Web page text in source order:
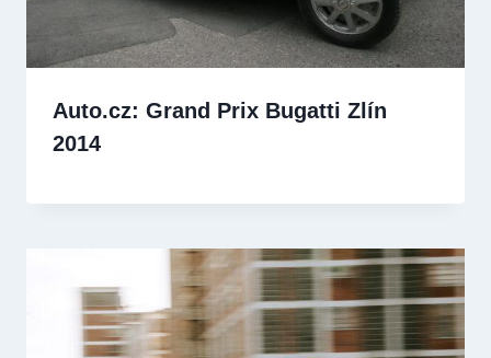
Auto.cz: Grand Prix Bugatti Zlín
2014